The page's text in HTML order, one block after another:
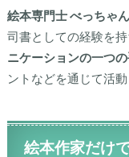
絵本専門士 べっちゃん
司書としての経験を
ニケーションの一つ
ントなどを通じて活
絵本作家だけ